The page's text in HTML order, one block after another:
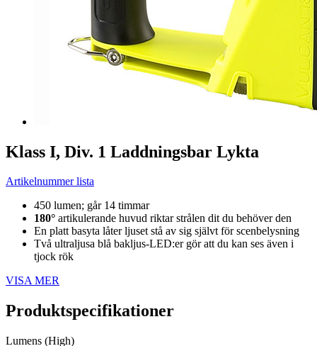
Klass I, Div. 1 Laddningsbar Lykta
Artikelnummer lista
450 lumen; går 14 timmar
180° artikulerande huvud riktar strålen dit du behöver den
En platt basyta låter ljuset stå av sig självt för scenbelysning
Två ultraljusa blå bakljus-LED:er gör att du kan ses även i
tjock rök
VISA MER
Produktspecifikationer
Lumens (High)